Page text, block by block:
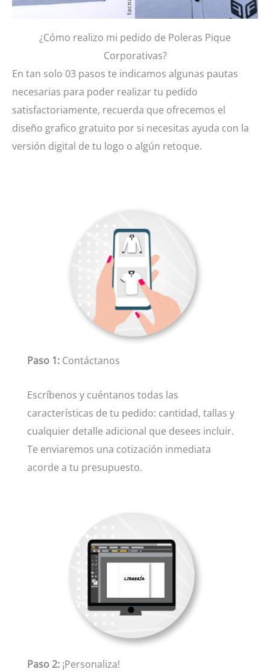
¿Cómo realizo mi pedido de Poleras Pique
Corporativas?
En tan solo 03 pasos te indicamos algunas pautas
necesarias para poder realizar tu pedido
satisfactoriamente, recuerda que ofrecemos el
diseño grafico gratuito por si necesitas ayuda con la
versión digital de tu logo o algún retoque.
Paso 1: Contáctanos
Escríbenos y cuéntanos todas las
características de tu pedido: cantidad, tallas y
cualquier detalle adicional que desees incluir.
Te enviaremos una cotización inmediata
acorde a tu presupuesto.
Paso 2: ¡Personaliza!